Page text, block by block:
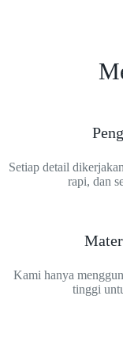
Setiap detail
rapi, dan
Kami hanya
tinggi